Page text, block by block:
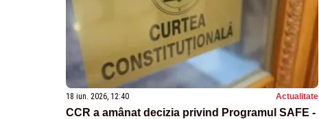
18 iun. 2026, 12:40 Actualitate
CCR a amânat decizia privind Programul SAFE -